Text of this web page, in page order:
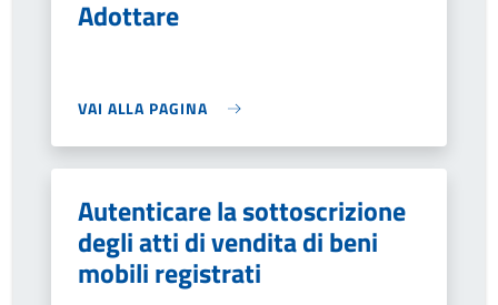
Adottare
VAI ALLA PAGINA
Autenticare la sottoscrizione
degli atti di vendita di beni
mobili registrati